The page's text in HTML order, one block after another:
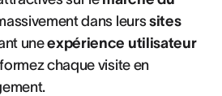
dans leurssites
uneexpérience utilisateur
chaque visite en